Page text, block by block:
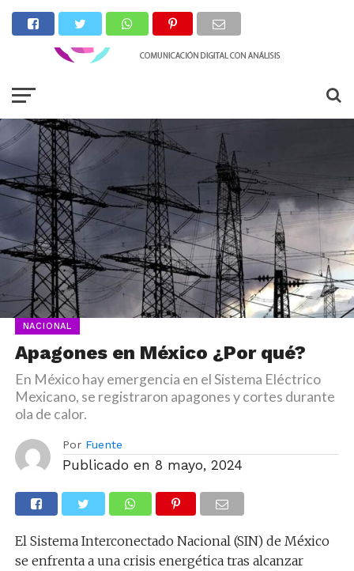
NACIONAL
Apagones en México ¿Por qué?
En México hay emergencia en el Sistema Eléctrico
Mexicano, se registraron apagones y cortes durante
ola de calor.
Por Fuente
Publicado en 8 mayo, 2024
El Sistema Interconectado Nacional (SIN) de México
se enfrenta a una crisis energética tras alcanzar